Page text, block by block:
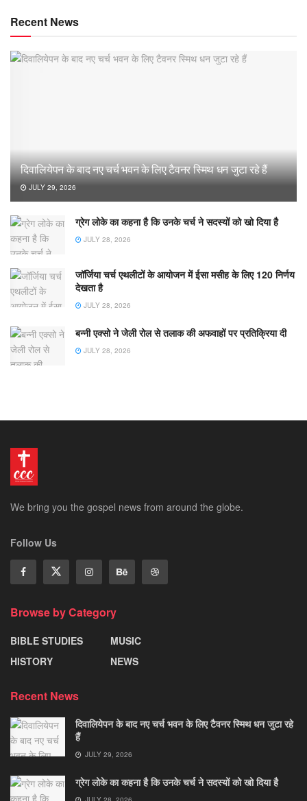
Recent News
दिवालियेपन के बाद नए चर्च भवन के लिए टैवनर स्मिथ धन जुटा रहे हैं
JULY 29, 2026
ग्रेग लोके का कहना है कि उनके चर्च ने सदस्यों को खो दिया है
JULY 28, 2026
जॉर्जिया चर्च एथलीटों के आयोजन में ईसा मसीह के लिए 120 निर्णय
देखता है
JULY 28, 2026
बन्नी एक्सो ने जेली रोल से तलाक की अफवाहों पर प्रतिक्रिया दी
JULY 28, 2026
We bring you the gospel news from around the globe.
Follow Us
Browse by Category
BIBLE STUDIES
HISTORY
MUSIC
NEWS
Recent News
दिवालियेपन के बाद नए चर्च भवन के लिए टैवनर स्मिथ धन जुटा रहे
हैं
JULY 29, 2026
ग्रेग लोके का कहना है कि उनके चर्च ने सदस्यों को खो दिया है